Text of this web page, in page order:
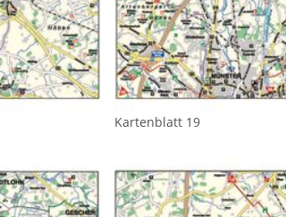
Kartenblatt 19